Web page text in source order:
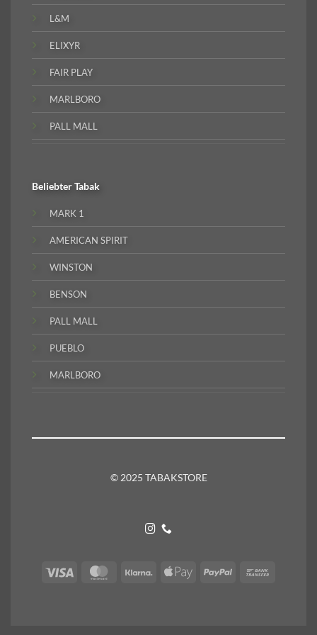
L&M
ELIXYR
FAIR PLAY
MARLBORO
PALL MALL
BeliebterTabak
MARK 1
AMERICAN SPIRIT
WINSTON
BENSON
PALL MALL
PUEBLO
MARLBORO
© 2025 TABAKSTORE
Visa MasterCardKlarna
Apple
PayPal